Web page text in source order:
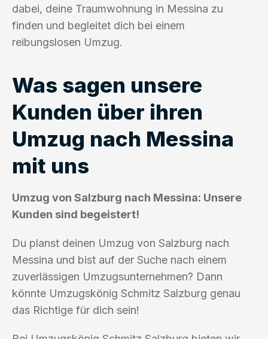
dabei, deine Traumwohnung in Messina zu
finden und begleitet dich bei einem
reibungslosen Umzug.
Was sagen unsere
Kunden über ihren
Umzug nach Messina
mit uns
Umzug von Salzburg nach Messina: Unsere
Kunden sind begeistert!
Du planst deinen Umzug von Salzburg nach
Messina und bist auf der Suche nach einem
zuverlässigen Umzugsunternehmen? Dann
könnte Umzugskönig Schmitz Salzburg genau
das Richtige für dich sein!